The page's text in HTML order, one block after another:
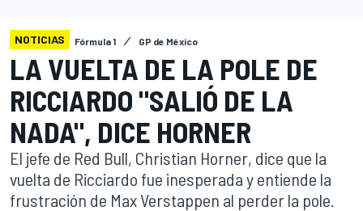
NOTICIAS Fórmula 1 GP de México
LA VUELTA DE LA POLE DE
RICCIARDO "SALIÓ DE LA
NADA", DICE HORNER
El jefe de Red Bull, Christian Horner, dice que la
vuelta de Ricciardo fue inesperada y entiende la
frustración de Max Verstappen al perder la pole.